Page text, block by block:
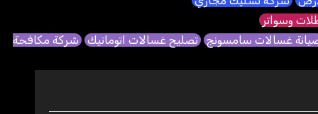
وسواتر
غسالات سامسونج تصليح غسالات اتوماتيك شركة مكافحة